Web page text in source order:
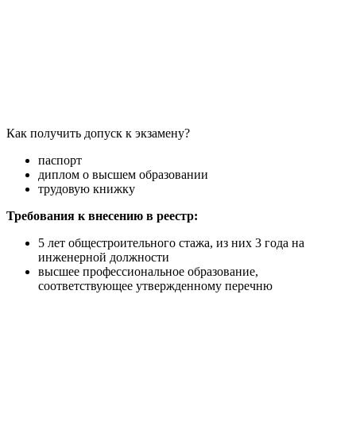
Как получить допуск к экзамену?
паспорт
диплом о высшем образовании
трудовую книжку
Требования к внесению в реестр:
5 лет общестроительного стажа, из них 3 года на
инженерной должности
высшее профессиональное образование,
соответствующее утвержденному перечню